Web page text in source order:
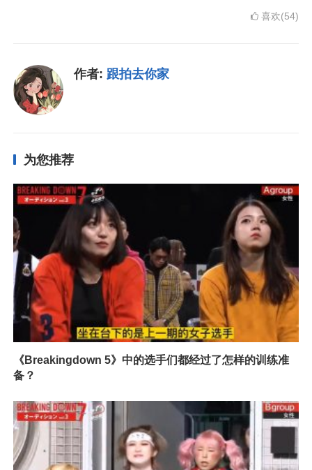
喜欢(54)
作者: 跟拍去你家
为您推荐
《Breakingdown 5》中的选手们都经过了怎样的训练准
备？